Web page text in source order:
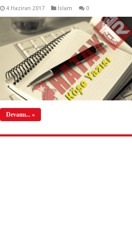
4 Haziran 2017 İslam 0
Devamı... »